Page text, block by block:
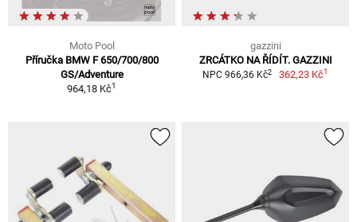
Moto Pool
Příručka BMW F 650/700/800
GS/Adventure
964,18 Kč1
gazzini
ZRCÁTKO NA ŘÍDÍT. GAZZINI
NPC 966,36 Kč2 362,23 Kč1